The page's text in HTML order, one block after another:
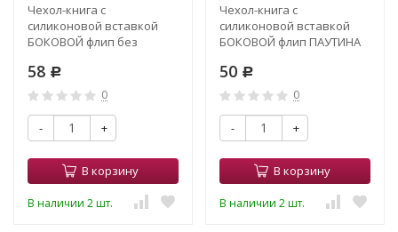
Чехол-книга с
силиконовой вставкой
БОКОВОЙ флип без
Розы на белом
58 Р
0
- +
В корзину
В наличии 2 шт.
Чехол-книга с
силиконовой вставкой
БОКОВОЙ флип ПАУТИНА
50 Р
0
- +
В корзину
В наличии 2 шт.